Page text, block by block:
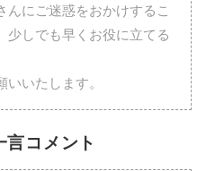
にご迷惑をおかけするこ
少しでも早くお役に立てる
いたします。
コメント